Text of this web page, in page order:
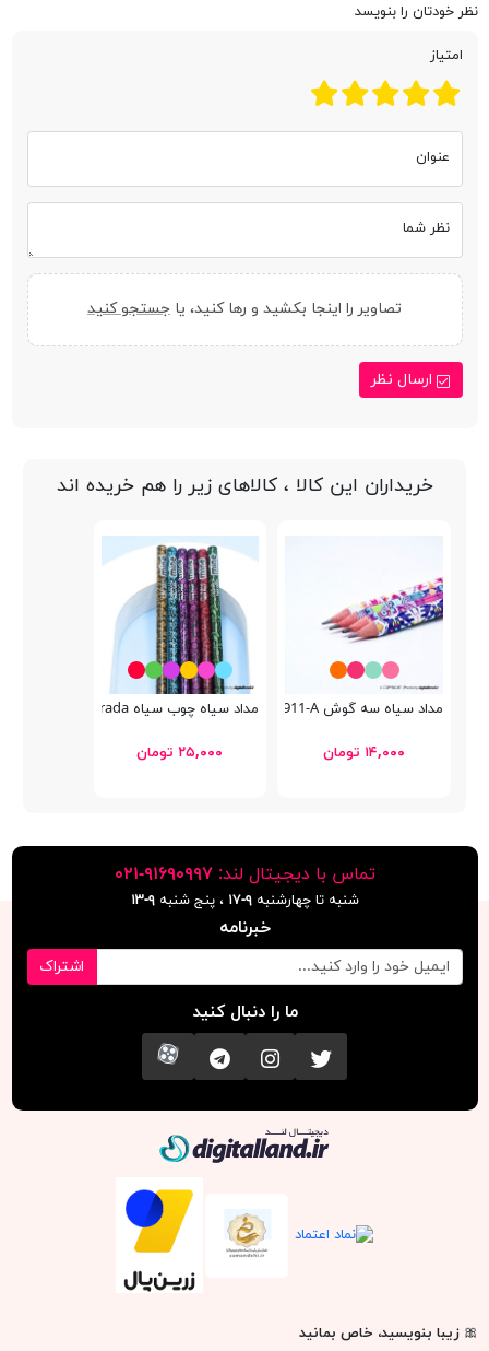
نظر خودتان را بنویسد
امتیاز
عنوان
نظر شما
تصاویر را اینجا بکشید و رها کنید، یا جستجو کنید
ارسال نظر
خریداران این کالا ، کالاهای زیر را هم خریده اند
مداد سیاه سه گوش Bertand 19911-A
۱۴,۰۰۰ تومان
مداد سیاه چوب سیاه Mine Degrada
۲۵,۰۰۰ تومان
تماس با دیجیتال لند:٩١۶٩٠٩٩٧-٠٢١
شنبه تا چهارشنبه۹-۱۷ ، پنج شنبه۹-١٣
خبرنامه
اشتراک
ما را دنبال کنید
تویتر اینستاگرامکانال تلگرام
آپارات
🎀زیبا بنویسید، خاص بمانید